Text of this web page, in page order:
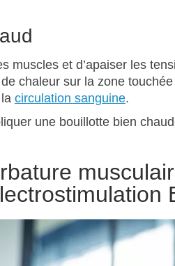
muscles et d’apaiser les
chaleur sur la zone
circulation sanguine.
une bouillotte bien